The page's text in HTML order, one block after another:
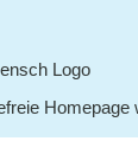
Homepage